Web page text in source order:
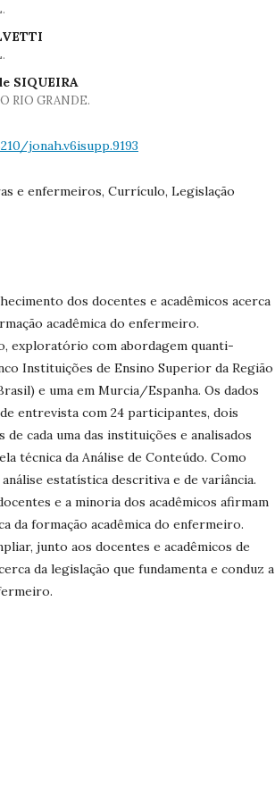
SIQUEIRA
RIO GRANDE.
jonah.v6isupp.9193
e enfermeiros, Currículo, Legislação
dos docentes e acadêmicos acerca
acadêmica do enfermeiro.
exploratório com abordagem quanti-
Instituições de Ensino Superior da Região
e uma em Murcia/Espanha. Os dados
entrevista com 24 participantes, dois
de cada uma das instituições e analisados
técnica da Análise de Conteúdo. Como
estatística descritiva e de variância.
e a minoria dos acadêmicos afirmam
da formação acadêmica do enfermeiro.
junto aos docentes e acadêmicos de
da legislação que fundamenta e conduz a